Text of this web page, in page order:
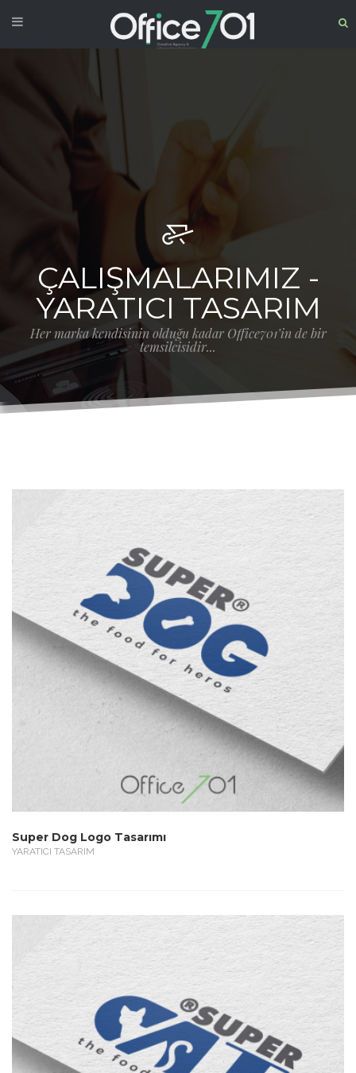
ÇALIŞMALARIMIZ -
YARATICI TASARIM
Her marka kendisinin olduğu kadar Office701’in de bir
temsilcisidir...
Super Dog Logo Tasarımı
YARATICI TASARIM